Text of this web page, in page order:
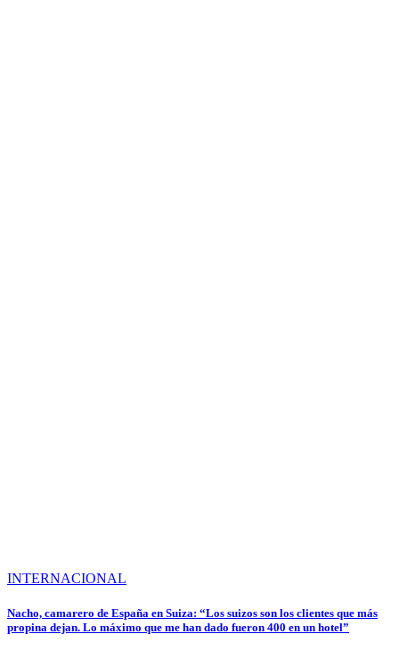
INTERNACIONAL
Nacho, camarero de España en Suiza: “Los suizos son los clientes que más
propina dejan. Lo máximo que me han dado fueron 400 en un hotel”